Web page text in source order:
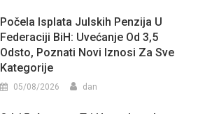
Počela Isplata Julskih Penzija U
Federaciji BiH: Uvećanje Od 3,5
Odsto, Poznati Novi Iznosi Za Sve
Kategorije
05/08/2026 dan